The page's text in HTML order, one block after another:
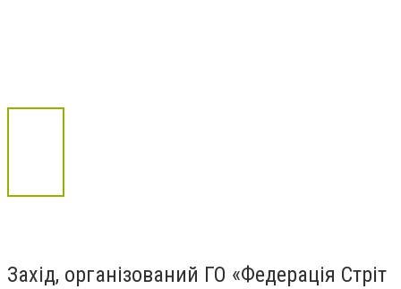
Захід, організований ГО «Федерація Стріт